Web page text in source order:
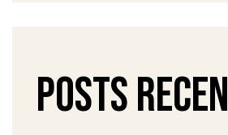
Posts